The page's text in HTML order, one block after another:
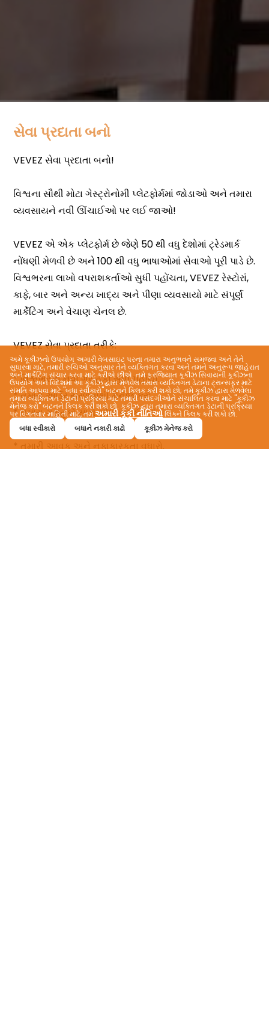
અમે કૂકીઝનો ઉપયોગ અમારી વેબસાઇટ પરના તમારા અનુભવને સમજવા અને તેને
સુધારવા માટે, તમારી રુચિઓ અનુસાર તેને વ્યક્તિગત કરવા અને તમને અનુરૂપ જાહેરાત
અને માર્કેટિંગ સંચાર કરવા માટે કરીએ છીએ. તમે ફરજિયાત કૂકીઝ સિવાયની કૂકીઝના
ઉપયોગ અને વિદેશમાં આ કૂકીઝ દ્વારા મેળવેલ તમારા વ્યક્તિગત ડેટાના ટ્રાન્સફર માટે
સંમતિ આપવા માટે "બધા સ્વીકારો" બટનને ક્લિક કરી શકો છો; તમે કૂકીઝ દ્વારા મેળવેલા
તમારા વ્યક્તિગત ડેટાની પ્રક્રિયા માટે તમારી પસંદગીઓને સંચાલિત કરવા માટે "કૂકીઝ
મેનેજ કરો" બટનને ક્લિક કરી શકો છો. કૂકીઝ દ્વારા તમારા વ્યક્તિગત ડેટાની પ્રક્રિયા
પર વિગતવાર માહિતી માટે, તમેઅમારી કૂકી નીતિઓલિંકને ક્લિક કરી શકો છો.
બધા સ્વીકારો બધાને નકારી કાઢો કૂકીઝ મેનેજ કરો
સેવા પ્રદાતા બનો